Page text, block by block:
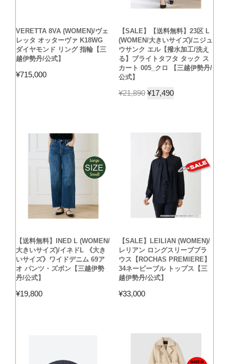
VERETTA 8VA (WOMEN)/ヴェ
レッタ オッターヴァ K18WG
ダイヤモンド リング 指輪【三
越伊勢丹/公式】
¥715,000
【SALE】【送料無料】23区 L
(WOMEN/大きいサイズ)/ニジュ
ウサンク エル【撥水加工/洗え
る】ブライトタフタ タック ス
カート 005_クロ 【三越伊勢丹/
公式】
¥21,890 ¥17,490
【送料無料】INED L (WOMEN/
大きいサイズ)/イネドL 《大き
いサイズ》ワイドデニム 69ア
オ パンツ・ズボン【三越伊勢
丹/公式】
¥19,800
【SALE】LEILIAN (WOMEN)/
レリアン ロングスリーブブラ
ウス【ROCHAS PREMIERE】
34ネービーブル トップス【三
越伊勢丹/公式】
¥33,000